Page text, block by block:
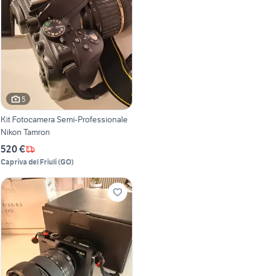
5
Kit Fotocamera Semi-Professionale
Nikon Tamron
520 €
Capriva del Friuli(GO)